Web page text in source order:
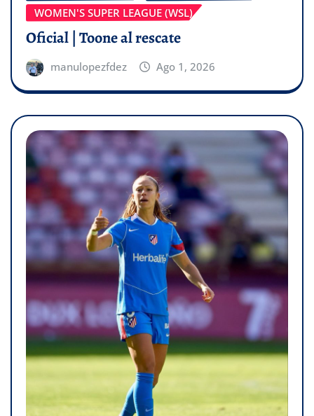
WOMEN'S SUPER LEAGUE (WSL)
Oficial | Toone al rescate
manulopezfdez Ago 1, 2026